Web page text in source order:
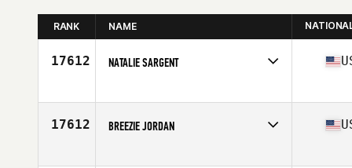
RANK NAME
17612 NATALIE SARGENT
Affiliate
CrossFit Twins
17612 BREEZIE JORDAN
Affiliate
CrossFit Horsepower